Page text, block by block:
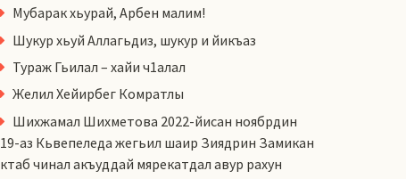
Мубарак хьурай, Арбен малим!
Шукур хьуй Аллагьдиз, шукур и йикъаз
Тураж Гьилал – хайи ч1алал
Желил Хейирбег Комратлы
Шихжамал Шихметова 2022-йисан ноябрдин
19-аз Кьвепеледа жегьил шаир Зиядрин Замикан
ктаб чинал акъуддай мярекатдал авур рахун